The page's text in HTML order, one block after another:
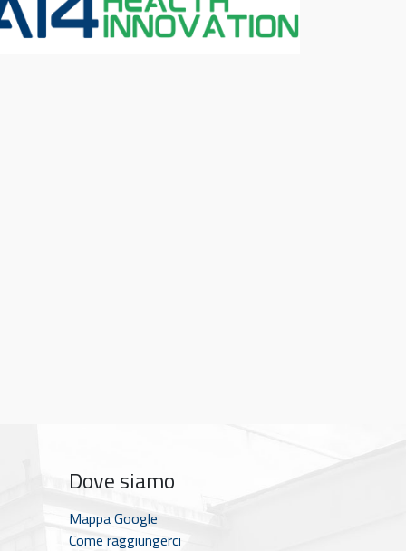
Dove siamo
Mappa Google
Come raggiungerci